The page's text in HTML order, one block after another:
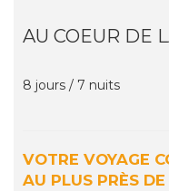
AU COEUR DE
8 jours / 7 nuits
VOTRE VOYAGE
AU PLUS PRÈS